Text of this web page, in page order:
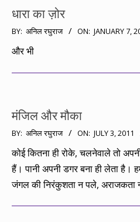
धारा का ज़ोर
2013-
01-
BY: अनिल रघुराज ON: JANUARY 7,
और भी
मंजिल और मौका
2011-
07-
03
BY: अनिल रघुराज ON: JULY 3, 2011
कोई कितना ही रोके, चलनेवाले तो
हैं। पानी अपनी डगर बना ही लेता है।
जंगल की निरंकुशता न पले,